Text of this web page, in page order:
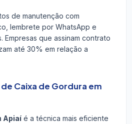
de manutenção com
lembrete por WhatsApp e
que assinam contrato
até 30% em relação a
Caixa de Gordura em
Apiaíé a técnica mais eficiente